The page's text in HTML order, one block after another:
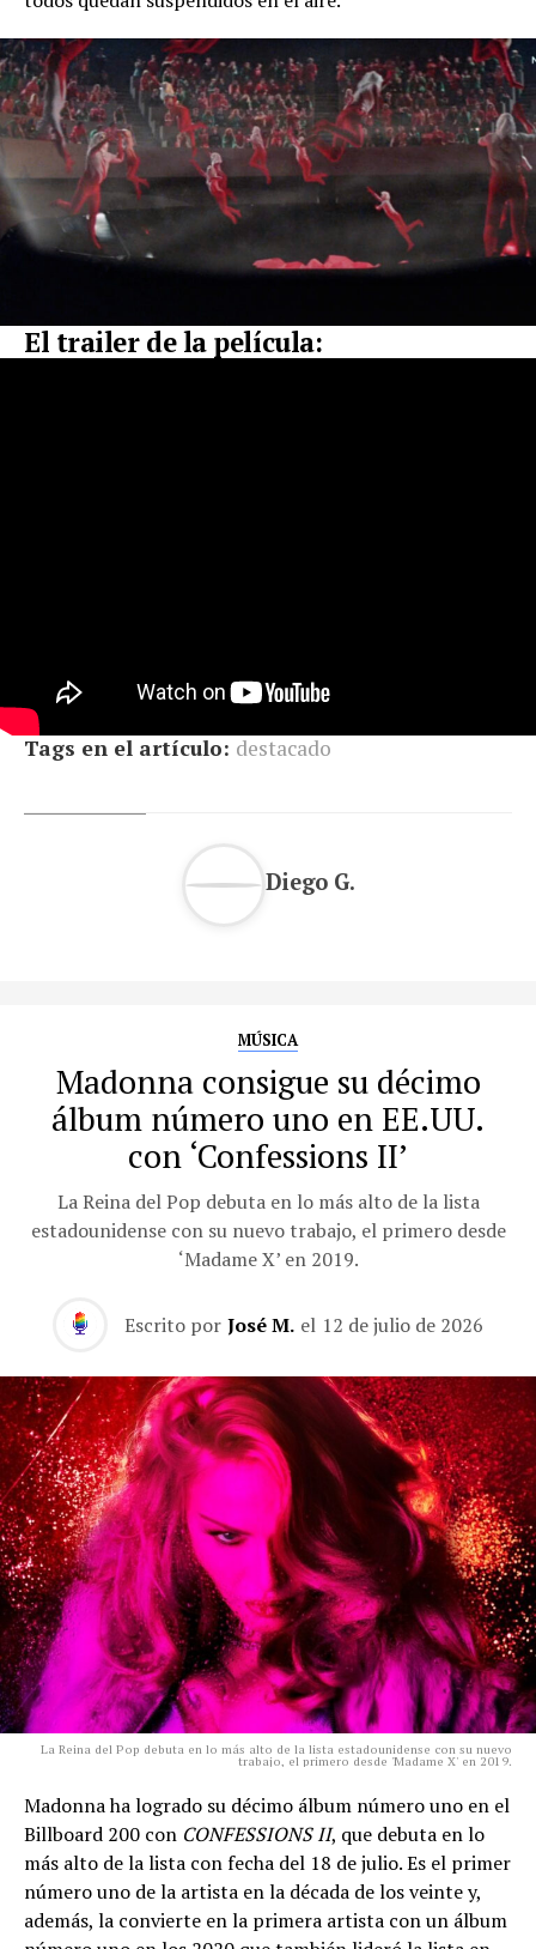
El trailer de la película:
Tags en el artículo: destacado
Diego G.
MÚSICA
Madonna consigue su décimo
álbum número uno en EE.UU.
con ‘Confessions II’
La Reina del Pop debuta en lo más alto de la lista
estadounidense con su nuevo trabajo, el primero desde
‘Madame X’ en 2019.
Escrito por José M. el 12 de julio de 2026
La Reina del Pop debuta en lo más alto de la lista estadounidense con su nuevo
trabajo, el primero desde 'Madame X' en 2019.
Madonna ha logrado su décimo álbum número uno en el
Billboard 200 con CONFESSIONS II, que debuta en lo
más alto de la lista con fecha del 18 de julio. Es el primer
número uno de la artista en la década de los veinte y,
además, la convierte en la primera artista con un álbum